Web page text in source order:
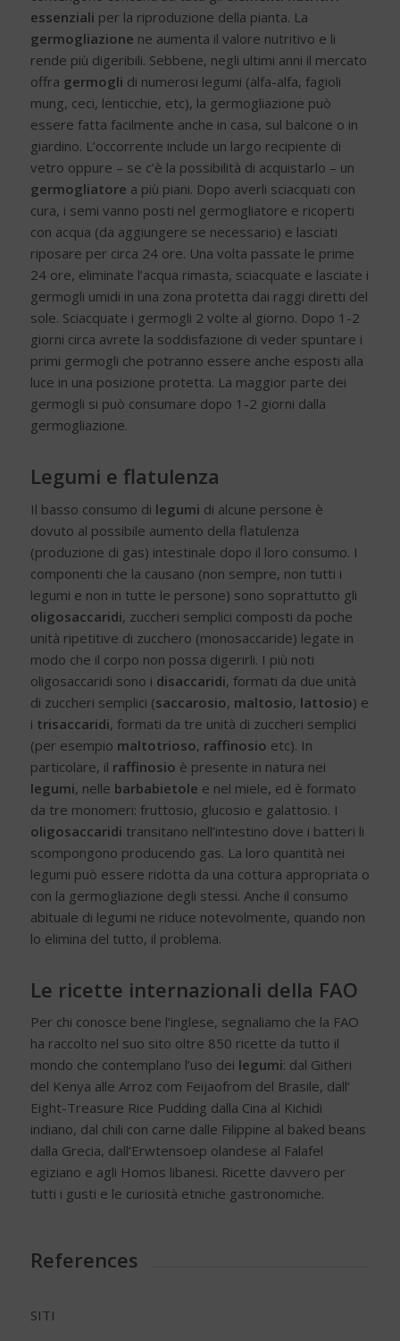
essenziali per la riproduzione della pianta. La
germogliazione ne aumenta il valore nutritivo e li
rende più digeribili. Sebbene, negli ultimi anni il mercato
offra germogli di numerosi legumi (alfa-alfa, fagioli
mung, ceci, lenticchie, etc), la germogliazione può
essere fatta facilmente anche in casa, sul balcone o in
giardino. L’occorrente include un largo recipiente di
vetro oppure – se c’è la possibilità di acquistarlo – un
germogliatore a più piani. Dopo averli sciacquati con
cura, i semi vanno posti nel germogliatore e ricoperti
con acqua (da aggiungere se necessario) e lasciati
riposare per circa 24 ore. Una volta passate le prime
24 ore, eliminate l’acqua rimasta, sciacquate e lasciate i
germogli umidi in una zona protetta dai raggi diretti del
sole. Sciacquate i germogli 2 volte al giorno. Dopo 1-2
giorni circa avrete la soddisfazione di veder spuntare i
primi germogli che potranno essere anche esposti alla
luce in una posizione protetta. La maggior parte dei
germogli si può consumare dopo 1-2 giorni dalla
germogliazione.
Legumi e flatulenza
Il basso consumo di legumi di alcune persone è
dovuto al possibile aumento della flatulenza
(produzione di gas) intestinale dopo il loro consumo. I
componenti che la causano (non sempre, non tutti i
legumi e non in tutte le persone) sono soprattutto gli
oligosaccaridi, zuccheri semplici composti da poche
unità ripetitive di zucchero (monosaccaride) legate in
modo che il corpo non possa digerirli. I più noti
oligosaccaridi sono i disaccaridi, formati da due unità
di zuccheri semplici (saccarosio, maltosio, lattosio) e
i trisaccaridi, formati da tre unità di zuccheri semplici
(per esempio maltotrioso, raffinosio etc). In
particolare, il raffinosio è presente in natura nei
legumi, nelle barbabietole e nel miele, ed è formato
da tre monomeri: fruttosio, glucosio e galattosio. I
oligosaccaridi transitano nell’intestino dove i batteri li
scompongono producendo gas. La loro quantità nei
legumi può essere ridotta da una cottura appropriata o
con la germogliazione degli stessi. Anche il consumo
abituale di legumi ne riduce notevolmente, quando non
lo elimina del tutto, il problema.
Le ricette internazionali della FAO
Per chi conosce bene l’inglese, segnaliamo che la FAO
ha raccolto nel suo sito oltre 850 ricette da tutto il
mondo che contemplano l’uso dei legumi: dal Githeri
del Kenya alle Arroz com Feijaofrom del Brasile, dall’
Eight-Treasure Rice Pudding dalla Cina al Kichidi
indiano, dal chili con carne dalle Filippine al baked beans
dalla Grecia, dall’Erwtensoep olandese al Falafel
egiziano e agli Homos libanesi. Ricette davvero per
tutti i gusti e le curiosità etniche gastronomiche.
References
SITI